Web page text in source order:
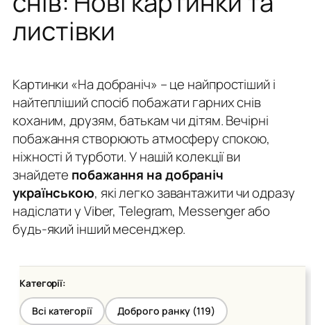
листівки
Картинки «На добраніч» – це найпростіший і
найтепліший спосіб побажати гарних снів
коханим, друзям, батькам чи дітям. Вечірні
побажання створюють атмосферу спокою,
ніжності й турботи. У нашій колекції ви
знайдете побажання на добраніч
українською, які легко завантажити чи одразу
надіслати у Viber, Telegram, Messenger або
будь-який інший месенджер.
Категорії:
Всі категорії Доброго ранку (119)